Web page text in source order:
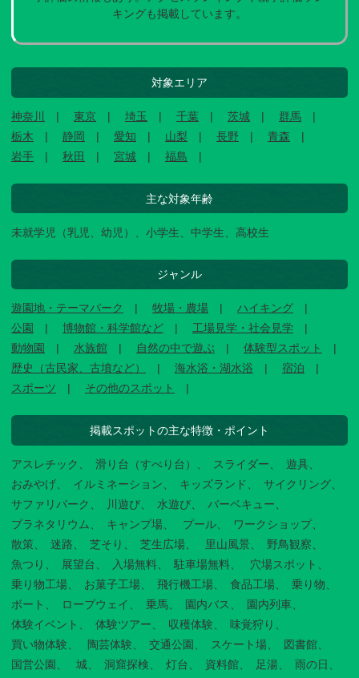
キングも掲載しています。
対象エリア
神奈川 東京 埼玉 千葉 茨城
群馬
栃木
静岡 愛知 山梨 長野
青森
岩手
秋田 宮城 福島
主な対象年齢
未就学児（乳児、幼児）、小学生、中学生、高校生
ジャンル
遊園地・テーマパーク 牧場・農場
ハイキング
公園
博物館・科学館など
工場見学・社会見学
動物園
水族館 自然の中で遊ぶ
体験型スポット
歴史（古民家、古墳など）
海水浴・湖水浴
宿泊
スポーツ
その他のスポット
掲載スポットの主な特徴・ポイント
アスレチック 滑り台（すべり台） スライダー
遊具
おみやげ
イルミネーション キッズランド
サイクリング
サファリパーク
川遊び 水遊び
バーベキュー
プラネタリウム
キャンプ場 プール
ワークショップ
散策
迷路 芝そり 芝生広場 里山風景
野鳥観察
魚つり
展望台 入場無料 駐車場無料
穴場スポット
乗り物工場
お菓子工場 飛行機工場 食品工場
乗り物
ボート
ロープウェイ 乗馬 園内バス
園内列車
体験イベント
体験ツアー 収穫体験
味覚狩り
買い物体験
陶芸体験 交通公園 スケート場
図書館
国営公園
城 洞窟探検 灯台 資料館 足湯 雨の日